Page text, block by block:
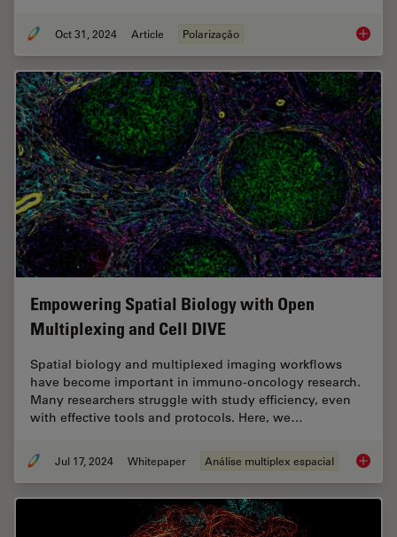
Oct 31, 2024 Article Polarização The
Empowering Spatial Biology with Open
Multiplexing and Cell DIVE
Spatial biology and multiplexed imaging workflows
have become important in immuno-oncology research.
Many researchers struggle with study efficiency, even
with effective tools and protocols. Here, we…
Jul 17, 2024 Whitepaper Análise multiplex espacial